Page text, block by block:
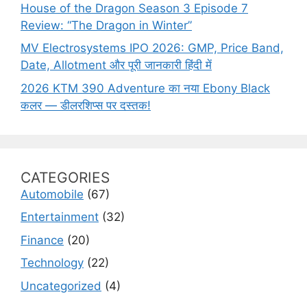
House of the Dragon Season 3 Episode 7
Review: “The Dragon in Winter”
MV Electrosystems IPO 2026: GMP, Price Band,
Date, Allotment और पूरी जानकारी हिंदी में
2026 KTM 390 Adventure का नया Ebony Black
कलर — डीलरशिप्स पर दस्तक!
CATEGORIES
Automobile (67)
Entertainment (32)
Finance (20)
Technology (22)
Uncategorized (4)